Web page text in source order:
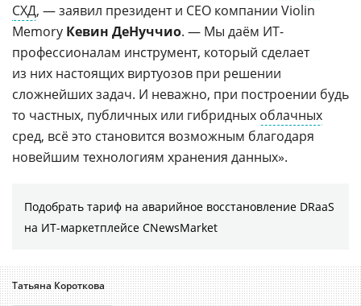
СХД, — заявил президент и CEO компании Violin
Memory Кевин ДеНуччио. — Мы даём ИТ-
профессионалам инструмент, который сделает
из них настоящих виртуозов при решении
сложнейших задач. И неважно, при построении будь
то частных, публичных или гибридных облачных
сред, всё это становится возможным благодаря
новейшим технологиям хранения данных».
Подобрать тариф на аварийное восстановление DRaaS
на ИТ-маркетплейсе CNewsMarket
Татьяна Короткова